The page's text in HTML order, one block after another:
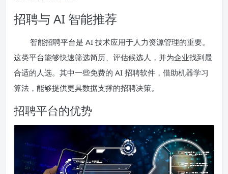
招聘与 AI 智能推荐
智能招聘平台是 AI 技术应用于人力资源管理的重要。
这类平台能够快速筛选简历、评估候选人，并为企业找到最
合适的人选。其中一些免费的 AI 招聘软件，借助机器学习
算法，能够提供更具数据支撑的招聘决策。
招聘平台的优势